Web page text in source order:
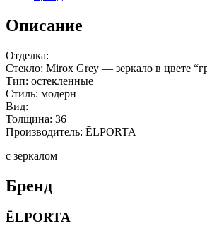
Описание
Отделка:
Стекло: Mirox Grey — зеркало в цвете
Тип: остекленные
Стиль: модерн
Вид:
Толщина: 36
Производитель: ĒLPORTA
с зеркалом
Бренд
ĒLPORTA